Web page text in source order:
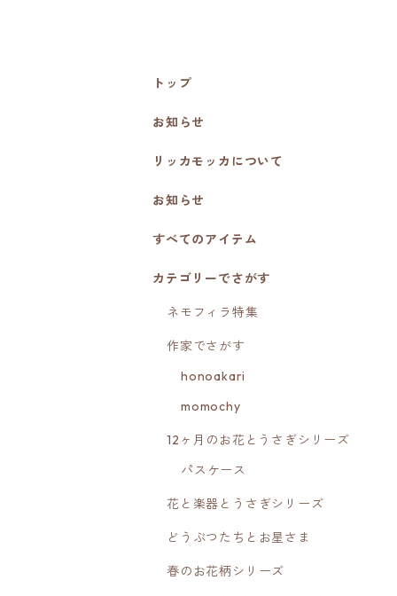
トップ
お知らせ
リッカモッカについて
お知らせ
すべてのアイテム
カテゴリーでさがす
ネモフィラ特集
作家でさがす
honoakari
momochy
12ヶ月のお花とうさぎシリーズ
パスケース
花と楽器とうさぎシリーズ
どうぶつたちとお星さま
春のお花柄シリーズ